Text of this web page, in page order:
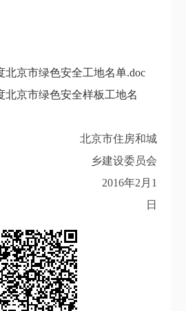
北京市绿色安全工地名单.doc
北京市绿色安全样板工地名
住房和城
乡建设委员会
年2月1
日